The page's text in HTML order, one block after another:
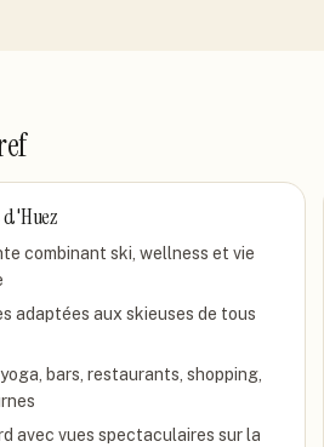
combinant ski, wellness et vie
adaptées aux skieuses de tous
bars, restaurants, shopping,
avec vues spectaculaires sur la